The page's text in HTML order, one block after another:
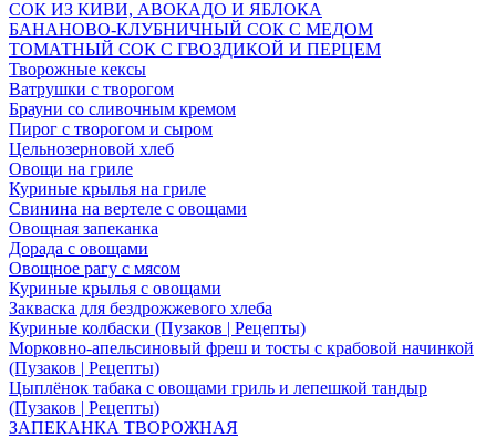
СОК ИЗ КИВИ, АВОКАДО И ЯБЛОКА
БАНАНОВО-КЛУБНИЧНЫЙ СОК С МЕДОМ
ТОМАТНЫЙ СОК С ГВОЗДИКОЙ И ПЕРЦЕМ
Творожные кексы
Ватрушки с творогом
Брауни со сливочным кремом
Пирог с творогом и сыром
Цельнозерновой хлеб
Овощи на гриле
Куриные крылья на гриле
Свинина на вертеле с овощами
Овощная запеканка
Дорада с овощами
Овощное рагу с мясом
Куриные крылья с овощами
Закваска для бездрожжевого хлеба
Куриные колбаски (Пузаков | Рецепты)
Морковно-апельсиновый фреш и тосты с крабовой начинкой
(Пузаков | Рецепты)
Цыплёнок табака с овощами гриль и лепешкой тандыр
(Пузаков | Рецепты)
ЗАПЕКАНКА ТВОРОЖНАЯ